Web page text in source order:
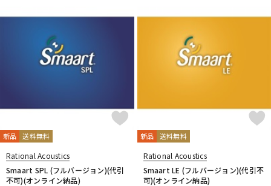
ドラム パーカッション
アンプ エフェクター
新品 送料無料
Rational Acoustics
Smaart SPL (フルバージョン)(代引
不可)(オンライン納品)
新品 送料無料
Rational Acoustics
Smaart LE (フルバージョン)(代引不
可)(オンライン納品)